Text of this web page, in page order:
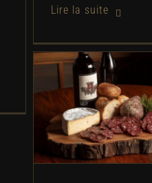
Decouvrez
d’une
charcuterie
Recettes